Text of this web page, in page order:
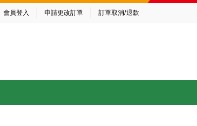
會員登入 申請更改訂單 訂單取消/退款